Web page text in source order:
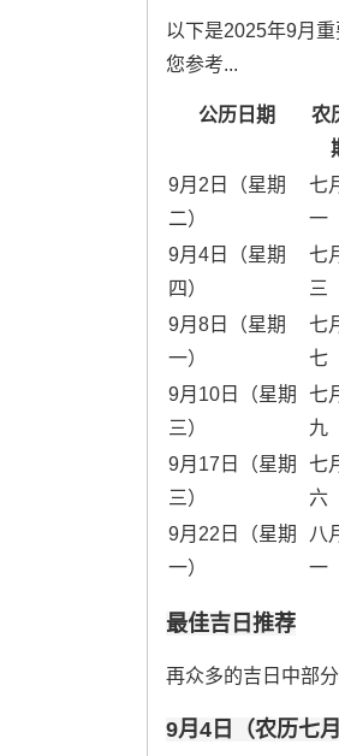
以下是2025年9月
您参考...
公历日期
农
9月2日（星期
二）
七
一
9月4日（星期
四）
七
三
9月8日（星期
一）
七
七
9月10日（星期
三）
七
九
9月17日（星期
三）
七
六
9月22日（星期
一）
八
一
最佳吉日推荐
再众多的吉日中部
9月4日（农历七